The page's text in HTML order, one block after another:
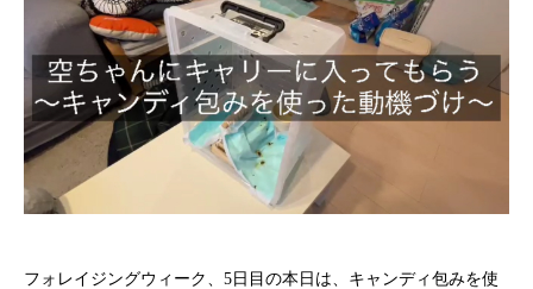
フォレイジングウィーク、5日目の本日は、キャンディ包みを使